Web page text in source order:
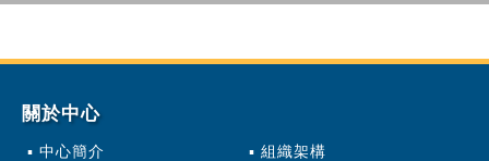
關於中心
中心簡介 組織架構